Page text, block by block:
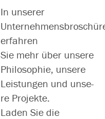
In unse­rer
erfah­ren
Sie mehr über unse­re
Philosophie, unse­re
Leistungen und unse­
re Projekte.
Laden Sie die